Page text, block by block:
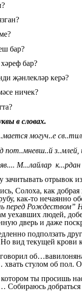
бар?
бар?
җәнлекләр керә?
ничек?
урам
в словах.
могуч..е
пот..мневш..й
М...лайлар к...рдан
зачитывать отрывок
Солоха, как добрая
как-то нечаянно
перед Рождеством”
уехавших людей,
дверь и даже
подползать
вид текущей крови
стулом об пол.
ты просишь
Собираюсь